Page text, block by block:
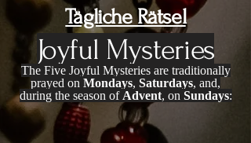
Tägliche Rätsel
Joyful Mysteries
The Five Joyful Mysteries are traditionally
prayed on Mondays, Saturdays, and,
during the season ofAdvent, on Sundays: